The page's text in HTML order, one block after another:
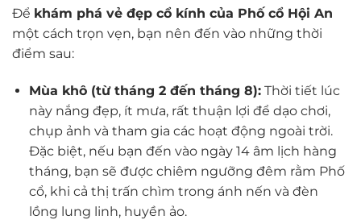
Để khám phá vẻ đẹp cổ kính của Phố cổ Hội An
một cách trọn vẹn, bạn nên đến vào những thời
điểm sau:
Mùa khô (từ tháng 2 đến tháng 8):Thời tiết lúc
này nắng đẹp, ít mưa, rất thuận lợi để dạo chơi,
chụp ảnh và tham gia các hoạt động ngoài trời.
Đặc biệt, nếu bạn đến vào ngày 14 âm lịch hàng
tháng, bạn sẽ được chiêm ngưỡng đêm rằm Phố
cổ, khi cả thị trấn chìm trong ánh nến và đèn
lồng lung linh, huyền ảo.